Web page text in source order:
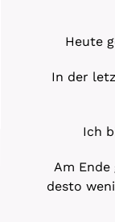
Heute
In der
Ich
Am
desto